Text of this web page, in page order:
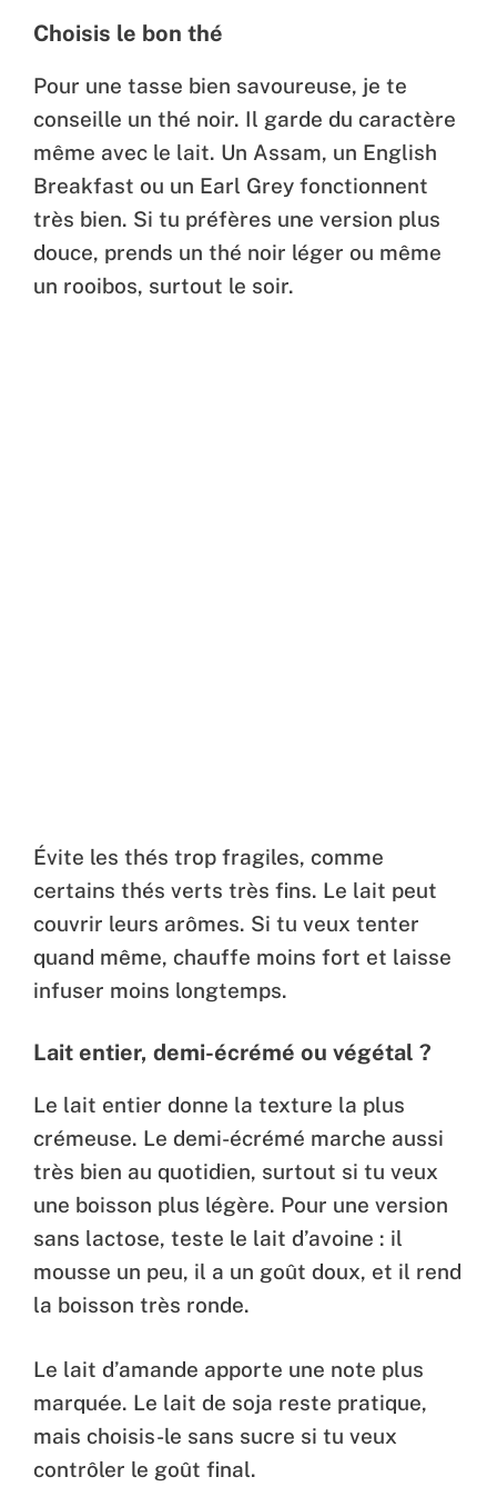
Choisis le bon thé
Pour une tasse bien savoureuse, je te
conseille un thé noir. Il garde du caractère
même avec le lait. Un Assam, un English
Breakfast ou un Earl Grey fonctionnent
très bien. Si tu préfères une version plus
douce, prends un thé noir léger ou même
un rooibos, surtout le soir.
Évite les thés trop fragiles, comme
certains thés verts très fins. Le lait peut
couvrir leurs arômes. Si tu veux tenter
quand même, chauffe moins fort et laisse
infuser moins longtemps.
Lait entier, demi-écrémé ou végétal ?
Le lait entier donne la texture la plus
crémeuse. Le demi-écrémé marche aussi
très bien au quotidien, surtout si tu veux
une boisson plus légère. Pour une version
sans lactose, teste le lait d’avoine : il
mousse un peu, il a un goût doux, et il rend
la boisson très ronde.
Le lait d’amande apporte une note plus
marquée. Le lait de soja reste pratique,
mais choisis-le sans sucre si tu veux
contrôler le goût final.